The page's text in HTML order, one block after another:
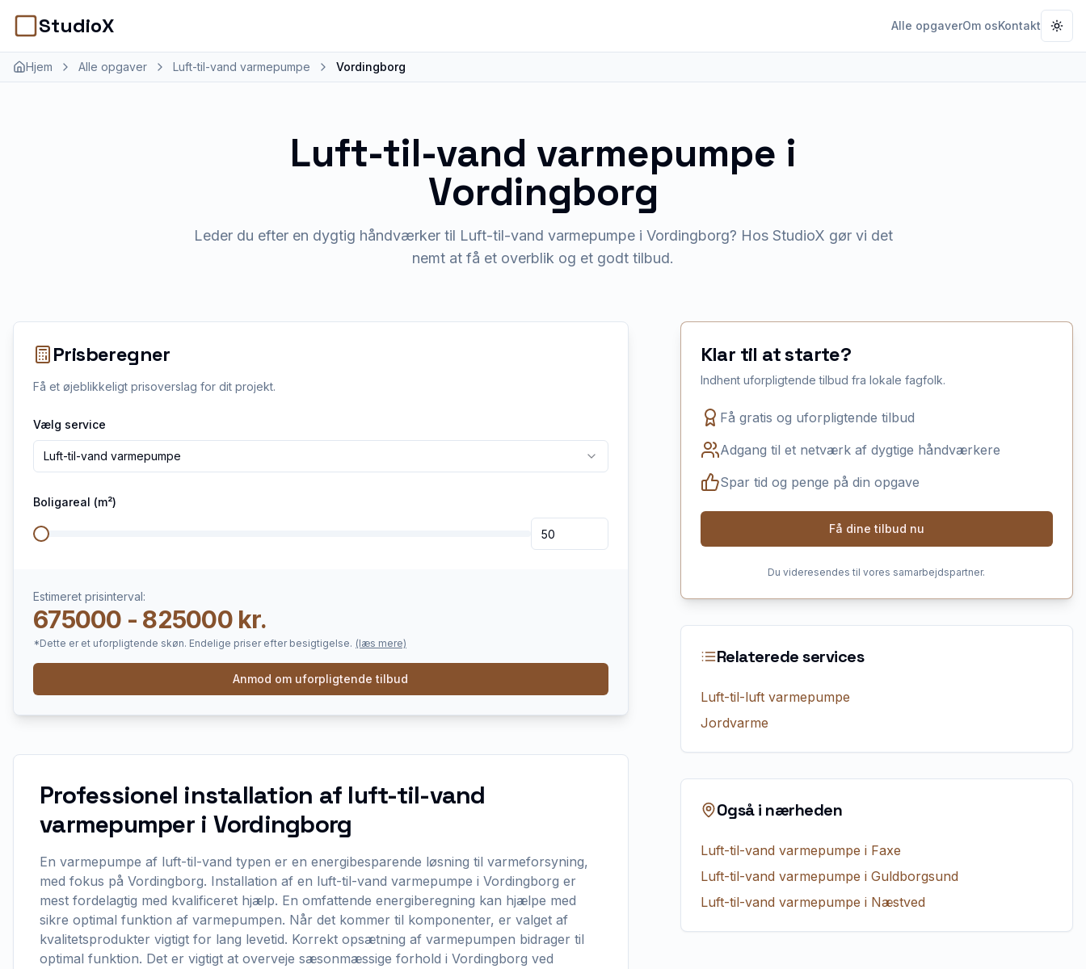
StudioX Alle opgaverOm osKontakt
Hjem Alle opgaver Luft-til-vand varmepumpe Vordingborg
Luft-til-vand varmepumpe i
Vordingborg
Leder du efter en dygtig håndværker til Luft-til-vand varmepumpe i Vordingborg? Hos StudioX gør vi det
nemt at få et overblik og et godt tilbud.
Prisberegner
Få et øjeblikkeligt prisoverslag for dit projekt.
Vælg service
Luft-til-vand varmepumpe
Boligareal (m²)
Estimeret prisinterval:
675000 - 825000 kr.
*Dette er et uforpligtende skøn. Endelige priser efter besigtigelse. (læs mere)
Anmod om uforpligtende tilbud
Professionel installation af luft-til-vand
varmepumper i Vordingborg
En varmepumpe af luft-til-vand typen er en energibesparende løsning til varmeforsyning,
med fokus på Vordingborg. Installation af en luft-til-vand varmepumpe i Vordingborg er
mest fordelagtig med kvalificeret hjælp. En omfattende energiberegning kan hjælpe med
sikre optimal funktion af varmepumpen. Når det kommer til komponenter, er valget af
kvalitetsprodukter vigtigt for lang levetid. Korrekt opsætning af varmepumpen bidrager til
optimal funktion. Det er vigtigt at overveje sæsonmæssige forhold i Vordingborg ved
Klar til at starte?
Indhent uforpligtende tilbud fra lokale fagfolk.
Få gratis og uforpligtende tilbud
Adgang til et netværk af dygtige håndværkere
Spar tid og penge på din opgave
Få dine tilbud nu
Du videresendes til vores samarbejdspartner.
Relaterede services
Luft-til-luft varmepumpe
Jordvarme
Også i nærheden
Luft-til-vand varmepumpe i Faxe
Luft-til-vand varmepumpe i Guldborgsund
Luft-til-vand varmepumpe i Næstved